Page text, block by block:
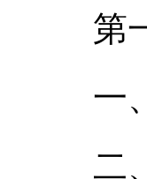
第
一
二